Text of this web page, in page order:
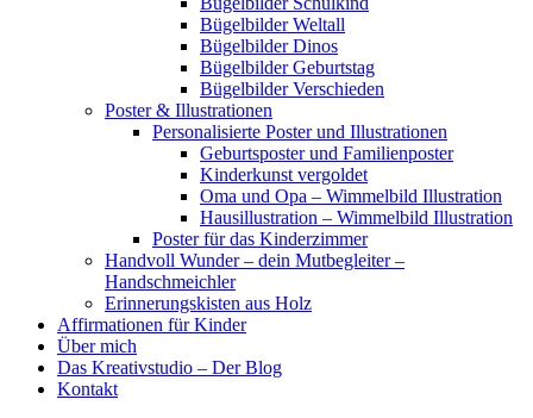
Bügelbilder Weltall
Bügelbilder Dinos
Bügelbilder Geburtstag
Bügelbilder Verschieden
Poster & Illustrationen
Personalisierte Poster und Illustrationen
Geburtsposter und Familienposter
Kinderkunst vergoldet
Oma und Opa – Wimmelbild Illustration
Hausillustration – Wimmelbild Illustration
Poster für das Kinderzimmer
Handvoll Wunder – dein Mutbegleiter –
Handschmeichler
Erinnerungskisten aus Holz
Affirmationen für Kinder
Über mich
Das Kreativstudio – Der Blog
Kontakt